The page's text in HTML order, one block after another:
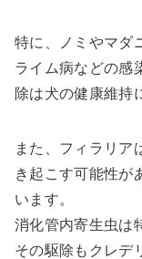
特に、ノミやマダ
ライム病などの感
除は犬の健康維持
また、フィラリア
き起こす可能性が
います。
消化管内寄生虫は
その駆除もクレデ